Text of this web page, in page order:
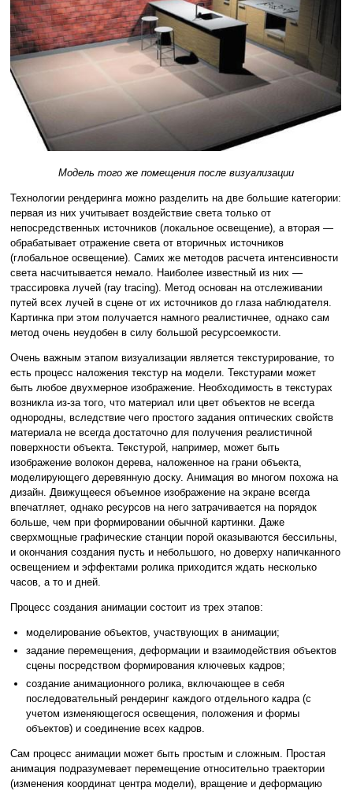
Модель того же помещения после визуализации
Технологии рендеринга можно разделить на две большие категории:
первая из них учитывает воздействие света только от
непосредственных источников (локальное освещение), а вторая —
обрабатывает отражение света от вторичных источников
(глобальное освещение). Самих же методов расчета интенсивности
света насчитывается немало. Наиболее известный из них —
трассировка лучей (ray tracing). Метод основан на отслеживании
путей всех лучей в сцене от их источников до глаза наблюдателя.
Картинка при этом получается намного реалистичнее, однако сам
метод очень неудобен в силу большой ресурсоемкости.
Очень важным этапом визуализации является текстурирование, то
есть процесс наложения текстур на модели. Текстурами может
быть любое двухмерное изображение. Необходимость в текстурах
возникла из-за того, что материал или цвет объектов не всегда
однородны, вследствие чего простого задания оптических свойств
материала не всегда достаточно для получения реалистичной
поверхности объекта. Текстурой, например, может быть
изображение волокон дерева, наложенное на грани объекта,
моделирующего деревянную доску. Анимация во многом похожа на
дизайн. Движущееся объемное изображение на экране всегда
впечатляет, однако ресурсов на него затрачивается на порядок
больше, чем при формировании обычной картинки. Даже
сверхмощные графические станции порой оказываются бессильны,
и окончания создания пусть и небольшого, но доверху напичканного
освещением и эффектами ролика приходится ждать несколько
часов, а то и дней.
Процесс создания анимации состоит из трех этапов:
моделирование объектов, участвующих в анимации;
задание перемещения, деформации и взаимодействия объектов
сцены посредством формирования ключевых кадров;
создание анимационного ролика, включающее в себя
последовательный рендеринг каждого отдельного кадра (с
учетом изменяющегося освещения, положения и формы
объектов) и соединение всех кадров.
Сам процесс анимации может быть простым и сложным. Простая
анимация подразумевает перемещение относительно траектории
(изменения координат центра модели), вращение и деформацию